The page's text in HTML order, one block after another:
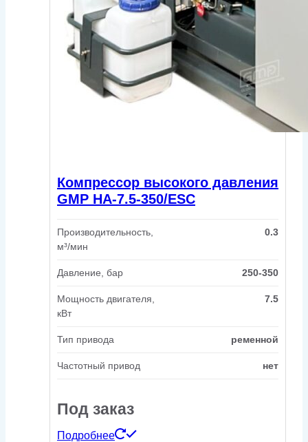
Компрессор высокого давления
GMP HA-7.5-350/ESC
Производительность,
м³/мин
0.3
Давление, бар 250-350
Мощность двигателя,
кВт
7.5
Тип привода ременной
Частотный привод нет
Под заказ
Подробнее